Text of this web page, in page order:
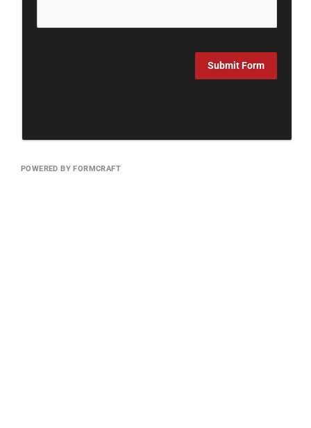
Submit Form
POWERED BY FORMCRAFT